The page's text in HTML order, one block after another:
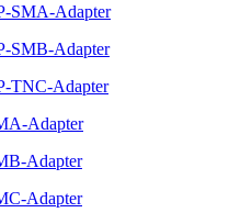
SMA-Adapter
SMB-Adapter
TNC-Adapter
Adapter
Adapter
Adapter